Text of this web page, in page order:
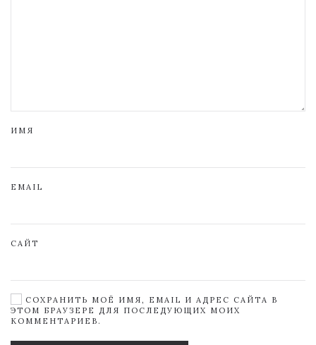
ИМЯ
EMAIL
САЙТ
СОХРАНИТЬ МОЁ ИМЯ, EMAIL И АДРЕС САЙТА В
ЭТОМ БРАУЗЕРЕ ДЛЯ ПОСЛЕДУЮЩИХ МОИХ
КОММЕНТАРИЕВ.